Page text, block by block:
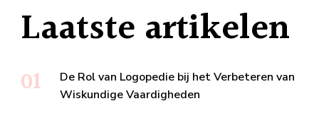
Laatste artikelen
De Rol van Logopedie bij het Verbeteren van
Wiskundige Vaardigheden